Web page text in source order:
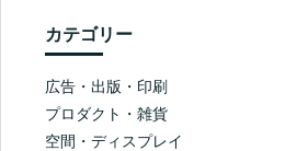
カテゴリー
広告・出版・印刷
プロダクト・雑貨
空間・ディスプレイ